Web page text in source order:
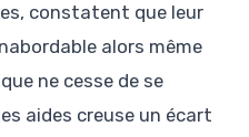
constatent que leur
alors même
ne cesse de se
aides creuse un écart